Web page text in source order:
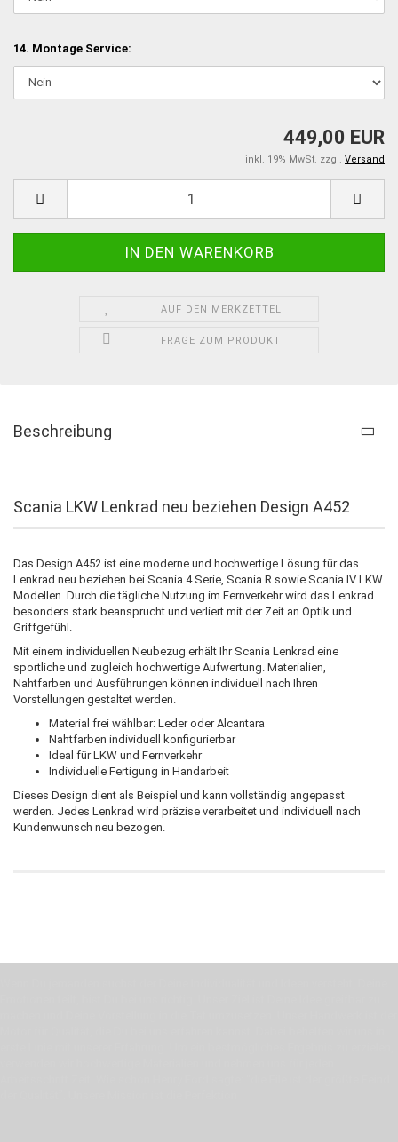
14. Montage Service:
449,00 EUR
inkl. 19% MwSt. zzgl. Versand
AUF DEN MERKZETTEL
FRAGE ZUM PRODUKT
Beschreibung
Scania LKW Lenkrad neu beziehen Design A452
Das Design A452 ist eine moderne und hochwertige Lösung für das
Lenkrad neu beziehen bei Scania 4 Serie, Scania R sowie Scania IV LKW
Modellen. Durch die tägliche Nutzung im Fernverkehr wird das Lenkrad
besonders stark beansprucht und verliert mit der Zeit an Optik und
Griffgefühl.
Mit einem individuellen Neubezug erhält Ihr Scania Lenkrad eine
sportliche und zugleich hochwertige Aufwertung. Materialien,
Nahtfarben und Ausführungen können individuell nach Ihren
Vorstellungen gestaltet werden.
Material frei wählbar: Leder oder Alcantara
Nahtfarben individuell konfigurierbar
Ideal für LKW und Fernverkehr
Individuelle Fertigung in Handarbeit
Dieses Design dient als Beispiel und kann vollständig angepasst
werden. Jedes Lenkrad wird präzise verarbeitet und individuell nach
Kundenwunsch neu bezogen.